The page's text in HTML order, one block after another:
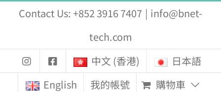
Contact Us: +852 3916 7407 | info@bnet-
tech.com
中文 (香港)
日本語
English
我的帳號 購物車